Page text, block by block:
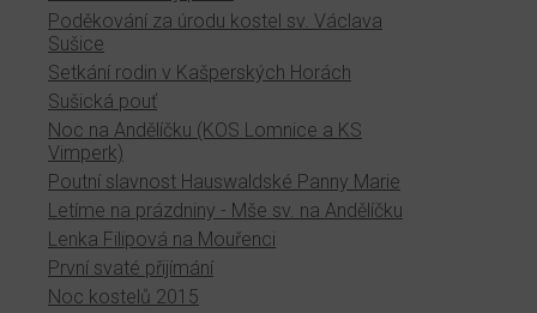
Poděkování za úrodu kostel sv. Václava
Sušice
Setkání rodin v Kašperských Horách
Sušická pouť
Noc na Andělíčku (KOS Lomnice a KS
Vimperk)
Poutní slavnost Hauswaldské Panny Marie
Letíme na prázdniny - Mše sv. na Andělíčku
Lenka Filipová na Mouřenci
První svaté přijímání
Noc kostelů 2015